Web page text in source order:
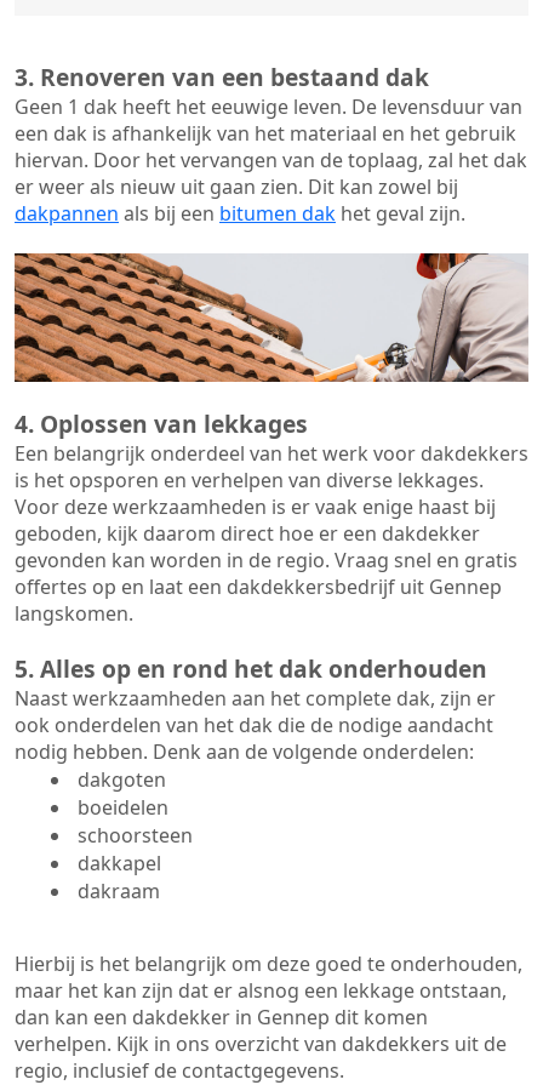
3. Renoveren van een bestaand dak
Geen 1 dak heeft het eeuwige leven. De levensduur van
een dak is afhankelijk van het materiaal en het gebruik
hiervan. Door het vervangen van de toplaag, zal het dak
er weer als nieuw uit gaan zien. Dit kan zowel bij
dakpannen als bij een bitumen dak het geval zijn.
4. Oplossen van lekkages
Een belangrijk onderdeel van het werk voor dakdekkers
is het opsporen en verhelpen van diverse lekkages.
Voor deze werkzaamheden is er vaak enige haast bij
geboden, kijk daarom direct hoe er een dakdekker
gevonden kan worden in de regio. Vraag snel en gratis
offertes op en laat een dakdekkersbedrijf uit Gennep
langskomen.
5. Alles op en rond het dak onderhouden
Naast werkzaamheden aan het complete dak, zijn er
ook onderdelen van het dak die de nodige aandacht
nodig hebben. Denk aan de volgende onderdelen:
dakgoten
boeidelen
schoorsteen
dakkapel
dakraam
Hierbij is het belangrijk om deze goed te onderhouden,
maar het kan zijn dat er alsnog een lekkage ontstaan,
dan kan een dakdekker in Gennep dit komen
verhelpen. Kijk in ons overzicht van dakdekkers uit de
regio, inclusief de contactgegevens.